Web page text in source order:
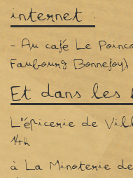
internet :
- Au café Le
Faubourg
Et dans les
L'épicerie de
14h
à La Minoterie